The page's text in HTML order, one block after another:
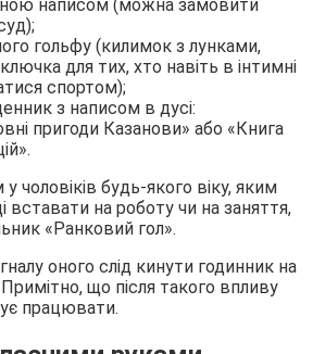
написом (можна замовити
гольфу (килимок з лунками,
для тих, хто навіть в інтимні
спортом);
з написом в дусі:
пригоди Казанови» або «Книга
чоловіків будь-якого віку, яким
вставати на роботу чи на заняття,
«Ранковий гол».
оного слід кинути годинник на
Примітно, що після такого впливу
працювати.